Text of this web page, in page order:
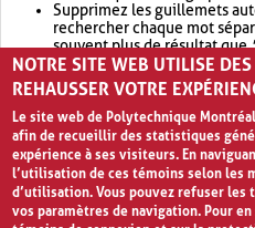
Supprimez les guillemets
rechercher chaque mot
souvent plus de résultat que
Envisagez d'élargir votre
retournera souvent plus de
NOTRE SITE WEB UTILISE
REHAUSSER VOTRE
Le site web de Polytechnique
afin de recueillir des statistiques
expérience à ses visiteurs. En
l’utilisation de ces témoins selon les
d’utilisation. Vous pouvez refuser
vos paramètres de navigation. Pour